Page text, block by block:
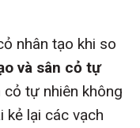
nhân tạo khi so
và sân cỏ tự
cỏ tự nhiên không
kẻ lại các vạch